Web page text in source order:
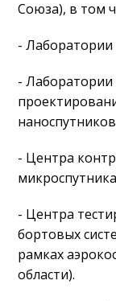
Союза), в том
- Лаборатории
-
- Центра
- Центра
бортовых
рамках
области).